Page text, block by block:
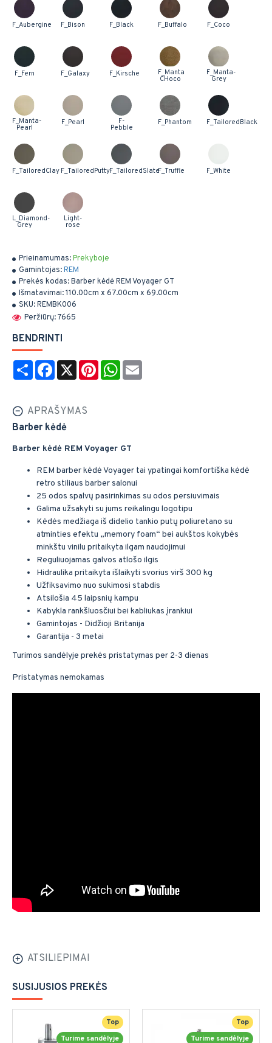
Prieinamumas:Prekyboje
Gamintojas:REM
Prekės kodas:Barber kėdė REM Voyager GT
Išmatavimai:110.00cm x 67.00cm x 69.00cm
SKU:REMBK006
Peržiūrų: 7665
F_Aubergine F_Bison F_Black F_Buffalo F_Coco
F_Fern F_Galaxy F_Kirsche F_Manta
CHoco
F_Manta-
Grey
F_Manta-
Pearl
F_Pearl F-
Pebble
F_Phantom F_TailoredBlack
F_TailoredClay F_TailoredPuttyF_TailoredSlateF_Truffle F_White
L_Diamond-
Grey
Light-
rose
BENDRINTI
Share Facebook
X PinterestWhatsApp
APRAŠYMAS
Barber kėdė
Barber kėdė REM Voyager GT
REM barber kėdė Voyager tai ypatingai komfortiška kėdė
retro stiliaus barber salonui
25 odos spalvų pasirinkimas su odos persiuvimais
Galima užsakyti su jums reikalingu logotipu
Kėdės medžiaga iš didelio tankio putų poliuretano su
atminties efektu „memory foam“ bei aukštos kokybės
minkštu vinilu pritaikyta ilgam naudojimui
Reguliuojamas galvos atlošo ilgis
Hidraulika pritaikyta išlaikyti svorius virš 300 kg
Užfiksavimo nuo sukimosi stabdis
Atsilošia 45 laipsnių kampu
Kabykla rankšluosčiui bei kabliukas įrankiui
Gamintojas - Didžioji Britanija
Garantija - 3 metai
Turimos sandėlyje prekės pristatymas per 2-3 dienas
Pristatymas nemokamas
ATSILIEPIMAI
SUSIJUSIOS PREKĖS
Top
Turime sandėlyje
Top
Turime sandėlyje